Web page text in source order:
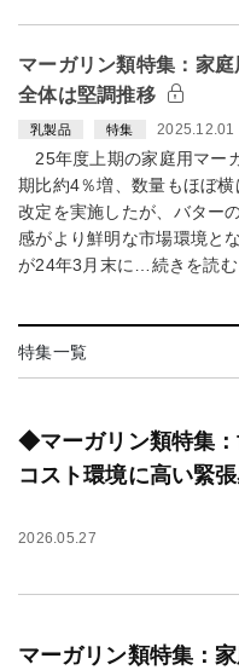
マーガリン類特集：家
全体は堅調推移
乳製品 特集 2025.12.01
25年度上期の家庭用マー
期比約4％増、数量もほぼ
改定を実施したが、バター
感がより鮮明な市場環境と
が24年3月末に…続きを読む
特集一覧
◆マーガリン類特集
コスト環境に高い緊
2026.05.27
マーガリン類特集：